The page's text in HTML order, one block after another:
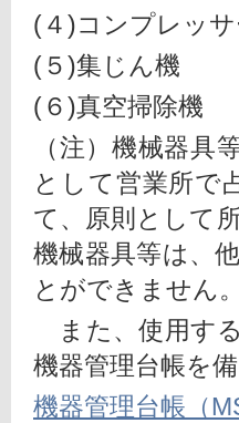
(４)コンプレッサ
(５)集じん機
(６)真空掃除機
（注）機械器具
として営業所で
て、原則として
機械器具等は、
とができません。
また、使用す
機器管理台帳を
機器管理台帳（